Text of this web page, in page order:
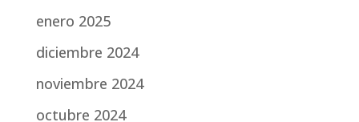
enero 2025
diciembre 2024
noviembre 2024
octubre 2024